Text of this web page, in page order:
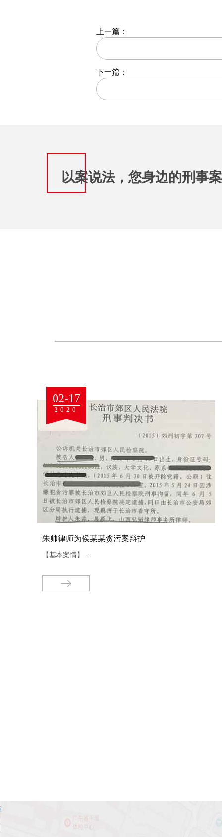
上一篇：
下一篇：
以案说法，您身边的刑事
02-17
2020
朱帅律师为耿某某 滥用职权案辩护
【基本案情】...